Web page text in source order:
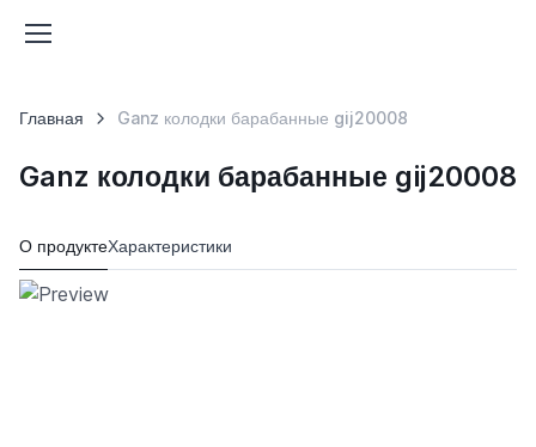
Главная Ganz колодки барабанные gij20008
Ganz колодки барабанные gij20008
О продуктеХарактеристики